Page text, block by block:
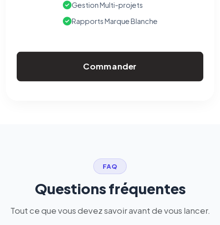
Gestion Multi-projets
Rapports Marque Blanche
Commander
FAQ
Questions fréquentes
Tout ce que vous devez savoir avant de vous lancer.